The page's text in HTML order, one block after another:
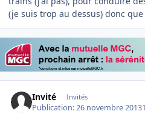
(je suis trop au dessus) donc que
Invité Invités
Publication:26 novembre 2013